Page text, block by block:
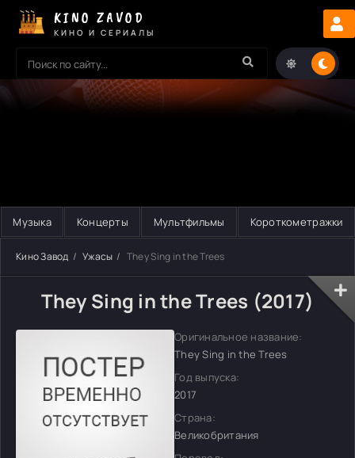
KINO ZAVOD
КИНО И СЕРИАЛЫ
Музыка Концерты Мультфильмы Короткометражки
Кино Завод Ужасы They Sing in the Trees
They Sing in the Trees (2017)
Оригинальное название:
They Sing in the Trees
Год выпуска:
2017
Страна:
Великобритания